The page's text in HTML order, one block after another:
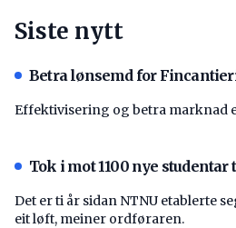
Siste nytt
Betra lønsemd for
Effektivisering og betra marknad
Tok i mot 1100 nye studentar
Det er ti år sidan NTNU etablerte
eit løft, meiner ordføraren.